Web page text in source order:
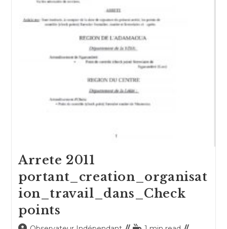
Arrete 2011
portant_creation_organisat
ion_travail_dans_Check
points